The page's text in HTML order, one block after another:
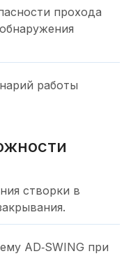
прохода
работы
створки в
AD‑SWING при